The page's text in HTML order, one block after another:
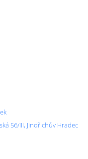
56/III, Jindřichův Hradec